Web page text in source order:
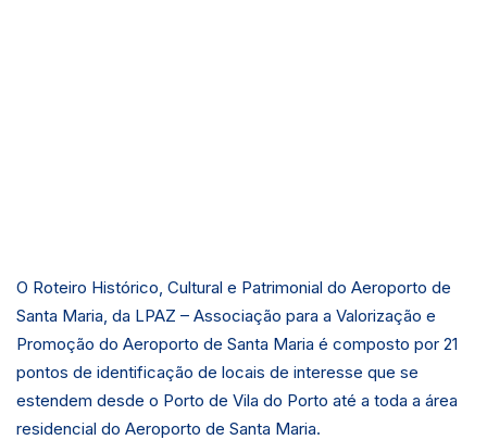
O Roteiro Histórico, Cultural e Patrimonial do Aeroporto de
Santa Maria, da LPAZ – Associação para a Valorização e
Promoção do Aeroporto de Santa Maria é composto por 21
pontos de identificação de locais de interesse que se
estendem desde o Porto de Vila do Porto até a toda a área
residencial do Aeroporto de Santa Maria.